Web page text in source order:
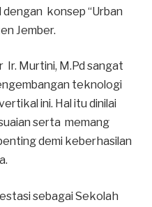
konsep “Urban
Jember.
Ir. Murtini, M.Pd sangat
teknologi
ini. Hal itu dinilai
serta memang
demi keberhasilan
sebagai Sekolah